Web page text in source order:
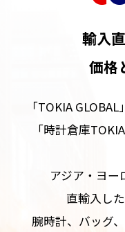
輸入
価格
「TOKIA
「時計倉庫
アジア・ヨー
直輸入し
腕時計、バッグ